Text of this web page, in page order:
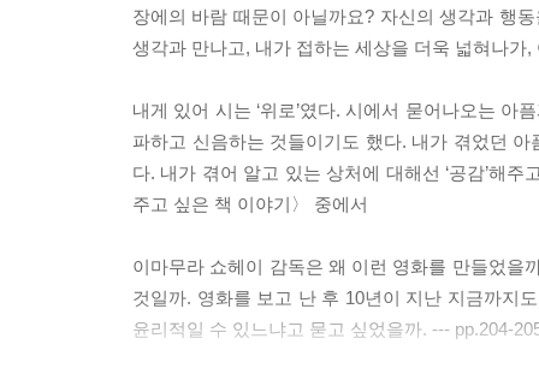
4부 내가 만나보고 싶은 블로거들의 이야기
내 안에 잠든 ‘나’를 흔들어 깨운 너 | 바람꽃
스탕달 『적과 흑』, 욕망과 혁명 사이에서 | 용짱
『세계명화 비밀』, 모니카 봄 두첸이 들려주는 적
〈타인의 삶〉-일단, 산다 | 김서늬
성룡이 견인한 홍콩 영화의 역사 | Mullu
장에의 바람 때문이 아닐까요? 자신의 생각과 행
생각과 만나고, 내가 접하는 세상을 더욱 넓혀나
내게 있어 시는 ‘위로’였다. 시에서 묻어나오는
파하고 신음하는 것들이기도 했다. 내가 겪었던
다. 내가 겪어 알고 있는 상처에 대해선 ‘공감’해
주고 싶은 책 이야기〉 중에서
이마무라 쇼헤이 감독은 왜 이런 영화를 만들었을
것일까. 영화를 보고 난 후 10년이 지난 지금까지
윤리적일 수 있느냐고 묻고 싶었을까. --- pp.204-